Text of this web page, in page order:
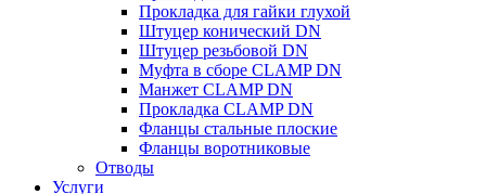
Прокладка для гайки глухой
Штуцер конический DN
Штуцер резьбовой DN
Муфта в сборе CLAMP DN
Манжет CLAMP DN
Прокладка CLAMP DN
Фланцы стальные плоские
Фланцы воротниковые
Отводы
Услуги